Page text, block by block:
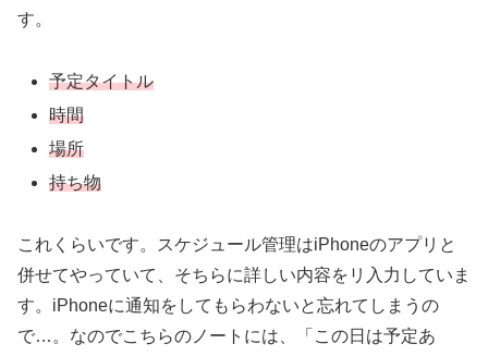
す。
予定タイトル
時間
場所
持ち物
これくらいです。スケジュール管理はiPhoneのアプリと
併せてやっていて、そちらに詳しい内容をリ入力していま
す。iPhoneに通知をしてもらわないと忘れてしまうの
で…。なのでこちらのノートには、「この日は予定あ